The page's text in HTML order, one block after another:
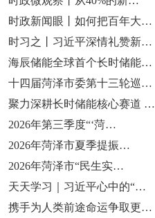
时政新闻眼丨如何把百年大…
时习之丨习近平深情礼赞新…
海辰储能全球首个长时储能…
十四届菏泽市委第十三轮巡…
聚力深耕长时储能核心赛道 …
2026年第三季度“‘菏…
2026年菏泽市夏季提振…
2026年菏泽市“民生实…
天天学习｜习近平心中的“…
携手为人类前途命运争取更…